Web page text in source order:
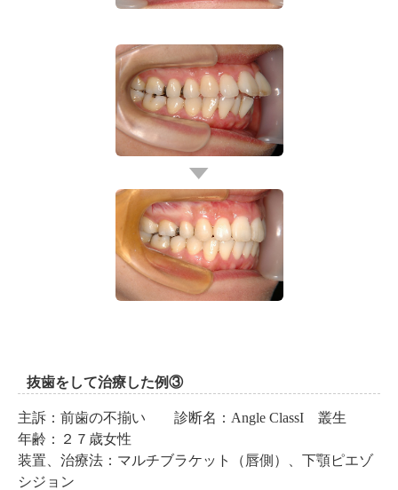
抜歯をして治療した例③
主訴：前歯の不揃い 診断名：Angle ClassI 叢生
年齢：２７歳女性
装置、治療法：マルチブラケット（唇側）、下顎ピエゾ
シジョン